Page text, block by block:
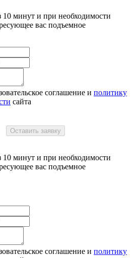
10 минут и при необходимости
вас подъемное
соглашение и политику
сайта
Оставить заявку
10 минут и при необходимости
вас подъемное
соглашение и политику